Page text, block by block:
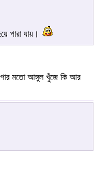
পারা যায়।
মতো আঙ্গুল খুঁজে কি আর